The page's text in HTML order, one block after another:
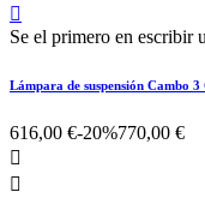

Se el primero en escribir
Lámpara de suspensión Cambo 3
616,00 €-20%770,00 €

